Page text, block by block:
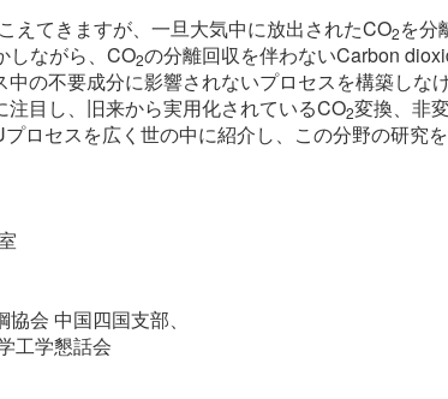
えてきますが、一旦大気中に放出されたCO2を分
しながら、CO2の分離回収を伴わないCarbon
中の不要成分に影響されないプロセスを構築しな
注目し、旧来から実用化されているCO2変換、非
ロセスを広く世の中に紹介し、この分野の研究
会 中国四国支部、
工学懇話会